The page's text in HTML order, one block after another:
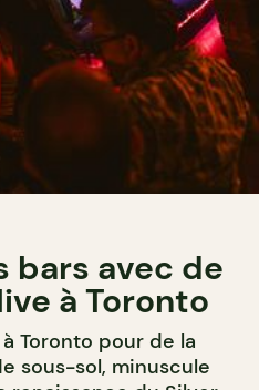
bars avec de
à Toronto
Toronto pour de la
sous-sol, minuscule